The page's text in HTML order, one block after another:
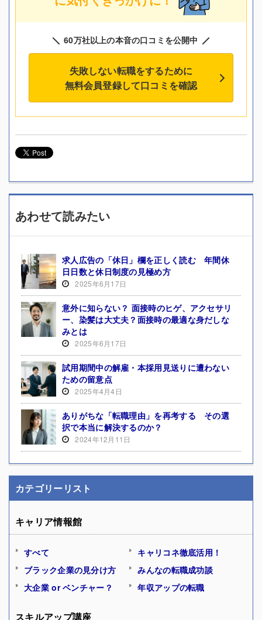
60万社以上の本音の口コミを公開中
失敗しない転職をするために
無料会員登録して口コミを確認
あわせて読みたい
求人広告の「休日」欄を正しく読む 年間休
日日数と休日制度の見極め方
2025年6月17日
意外に知らない？ 面接時のヒゲ、アクセサリ
ー、染髪は大丈夫？面接時の最適な身だしな
みとは
2025年6月17日
試用期間中の解雇・本採用見送りに遭わない
ための留意点
2025年4月4日
ありがちな「転職理由」を再考する その選
択で本当に解決するのか？
2024年12月11日
カテゴリーリスト
キャリア情報館
すべて
キャリコネ徹底活用！
ブラック企業の見分け方
みんなの転職成功談
大企業 or ベンチャー？
年収アップの転職
スキルアップ講座